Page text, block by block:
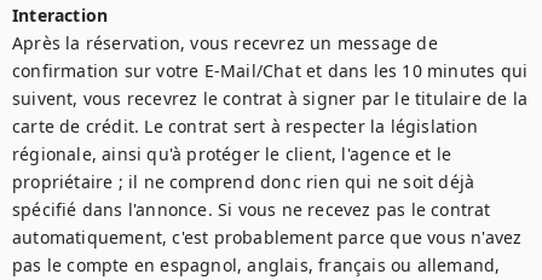
Interaction
Après la réservation, vous recevrez un message de
confirmation sur votre E-Mail/Chat et dans les 10 minutes qui
suivent, vous recevrez le contrat à signer par le titulaire de la
carte de crédit. Le contrat sert à respecter la législation
régionale, ainsi qu'à protéger le client, l'agence et le
propriétaire ; il ne comprend donc rien qui ne soit déjà
spécifié dans l'annonce. Si vous ne recevez pas le contrat
automatiquement, c'est probablement parce que vous n'avez
pas le compte en espagnol, anglais, français ou allemand,